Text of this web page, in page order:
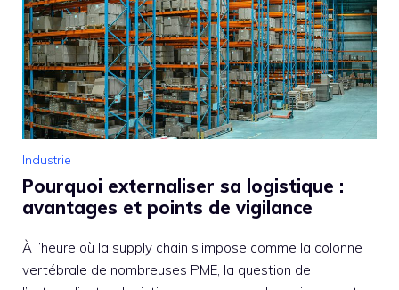
Industrie
Pourquoi externaliser sa logistique :
avantages et points de vigilance
À l’heure où la supply chain s’impose comme la colonne
vertébrale de nombreuses PME, la question de